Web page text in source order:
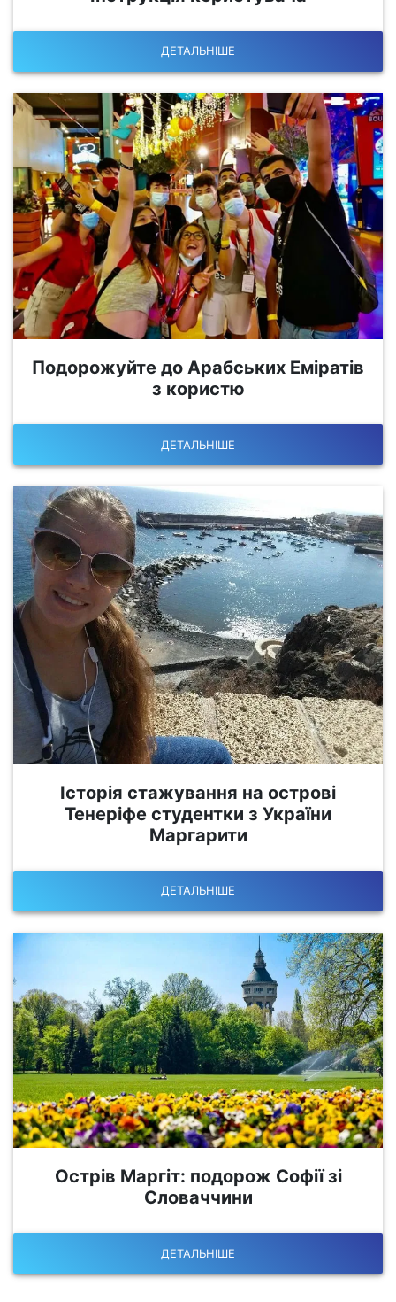
ДЕТАЛЬНІШЕ
Подорожуйте до Арабських Еміратів
з користю
ДЕТАЛЬНІШЕ
Історія стажування на острові
Тенеріфе студентки з України
Маргарити
ДЕТАЛЬНІШЕ
Острів Маргіт: подорож Софії зі
Словаччини
ДЕТАЛЬНІШЕ